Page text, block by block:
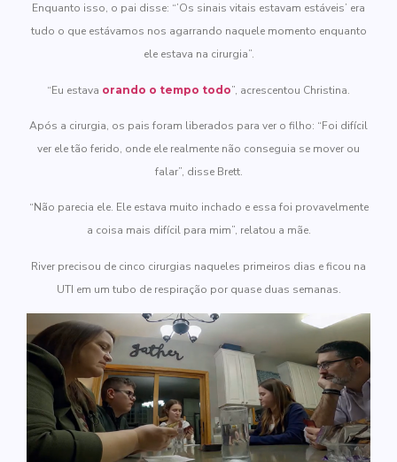
Enquanto isso, o pai disse: “’Os sinais vitais estavam estáveis’ era
tudo o que estávamos nos agarrando naquele momento enquanto
ele estava na cirurgia”.
“Eu estava orando o tempo todo”, acrescentou Christina.
Após a cirurgia, os pais foram liberados para ver o filho: “Foi difícil
ver ele tão ferido, onde ele realmente não conseguia se mover ou
falar”, disse Brett.
“Não parecia ele. Ele estava muito inchado e essa foi provavelmente
a coisa mais difícil para mim”, relatou a mãe.
River precisou de cinco cirurgias naqueles primeiros dias e ficou na
UTI em um tubo de respiração por quase duas semanas.